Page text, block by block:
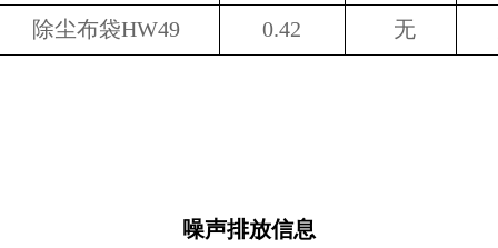
除尘布袋HW49 0.42 无
噪声排放信息